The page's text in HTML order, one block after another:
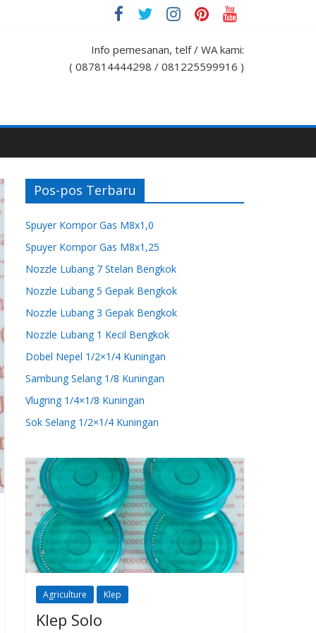
Info pemesanan, telf / WA kami:
( 087814444298 / 081225599916 )
Pos-pos Terbaru
Spuyer Kompor Gas M8x1,0
Spuyer Kompor Gas M8x1,25
Nozzle Lubang 7 Stelan Bengkok
Nozzle Lubang 5 Gepak Bengkok
Nozzle Lubang 3 Gepak Bengkok
Nozzle Lubang 1 Kecil Bengkok
Dobel Nepel 1/2×1/4 Kuningan
Sambung Selang 1/8 Kuningan
Vlugring 1/4×1/8 Kuningan
Sok Selang 1/2×1/4 Kuningan
Agriculture Klep
Klep Solo